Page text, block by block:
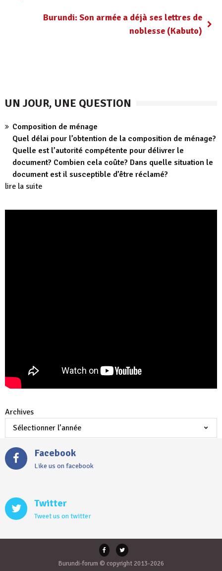
Burundi: Son armée a déjà ses lettres de
noblesse (Kabuto)
UN JOUR, UNE QUESTION
Composition de ménage
Quel délai pour l’obtention de la composition de ménage?
Quelle est l’autorité compétente pour délivrer le
document? Combien cela coûte? Dans quelle situation le
document est il susceptible d’être réclamé?
lire la suite
Archives
Facebook
Like us on facebook
Twitter
Tweet us on twitter
Burundi-forum © copyright 2013-2026